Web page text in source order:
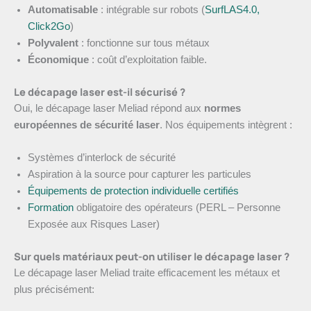
Automatisable : intégrable sur robots (SurfLAS4.0,
Click2Go)
Polyvalent : fonctionne sur tous métaux
Économique : coût d’exploitation faible.
Le décapage laser est-il sécurisé ?
Oui, le décapage laser Meliad répond aux normes
européennes de sécurité laser. Nos équipements intègrent :
Systèmes d’interlock de sécurité
Aspiration à la source pour capturer les particules
Équipements de protection individuelle certifiés
Formation obligatoire des opérateurs (PERL – Personne
Exposée aux Risques Laser)
Sur quels matériaux peut-on utiliser le décapage laser ?
Le décapage laser Meliad traite efficacement les métaux et
plus précisément: